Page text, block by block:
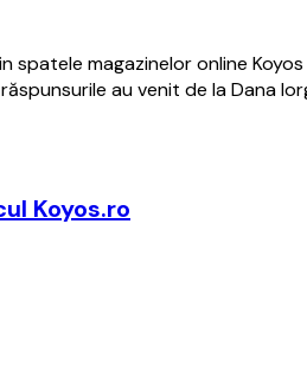
spatele magazinelor online
au venit de la Dana
Koyos.ro